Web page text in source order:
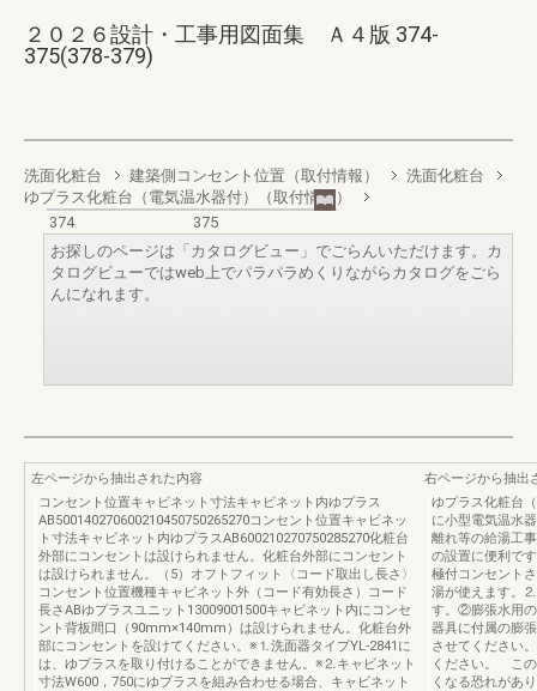
２０２６設計・工事用図面集 Ａ４版 374-
375(378-379)
洗面化粧台 建築側コンセント位置（取付情報）
洗面化粧台
ゆプラス化粧台（電気温水器付）（取付情報）
374
375
お探しのページは「カタログビュー」でごらんいただけます。カ
タログビューではweb上でパラパラめくりながらカタログをごら
んになれます。
左ページから抽出された内容
コンセント位置キャビネット寸法キャビネット内ゆプラス
AB500140270600210450750265270コンセント位置キャビネッ
ト寸法キャビネット内ゆプラスAB600210270750285270化粧台
外部にコンセントは設けられません。化粧台外部にコンセント
は設けられません。（5）オフトフィット〈コード取出し長さ〉
コンセント位置機種キャビネット外（コード有効長さ）コード
長さABゆプラスユニット13009001500キャビネット内にコンセ
ント背板間口（90mm×140mm）は設けられません。化粧台外
部にコンセントを設けてください。※⒈洗面器タイプYL-2841に
は、ゆプラスを取り付けることができません。※⒉キャビネット
寸法W600，750にゆプラスを組み合わせる場合、キャビネット
右ページから抽出
ゆプラス化粧台
に小型電気温水
離れ等の給湯工
の設置に便利で
極付コンセント
湯が使えます。
す。②膨張水用
器具に付属の膨
させてください
ください。 こ
くなる恐れがあ